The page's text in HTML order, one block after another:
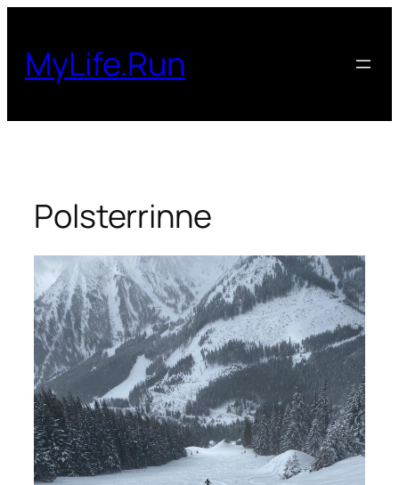
springen
MyLife.Run
Polsterrinne